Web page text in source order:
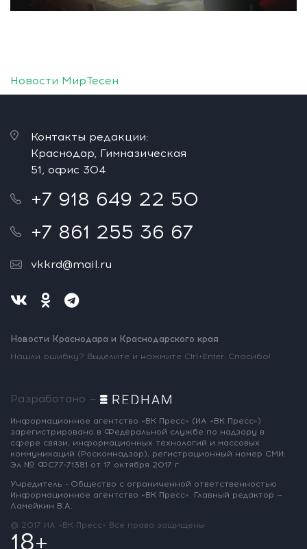
Новости МирТесен
Контакты редакции:
Краснодар, Гимназическая
51, офис 304
+7 918 649 22 50
+7 861 255 36 67
vkkrd@mail.ru
Новости Краснодара и Краснодарского края
Нашли ошибку? Выделите и нажмите Ctrl+Enter. Спасибо!
Разработано —
Информационное агентство «ВК Пресс» (ИА «ВК Пресс»)
зарегистрировано в Федеральной службе по надзору в
сфере связи, информационных технологий и массовых
коммуникаций (Роскомнадзор), регистрационный номер СМИ:
Эл № ФС77-71381 от 17 октября 2017 г.
Учредитель - Общество с ограниченной ответственностью
Информационное агентство «ВК Пресс».
Главный редактор —
Ламейкин В.А.
@ 2017 ИА «ВК Пресс» Все права защищены
18+